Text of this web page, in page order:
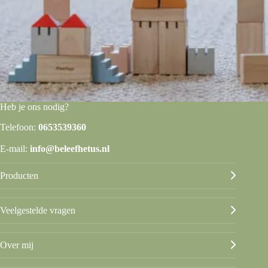
Heb je ons nodig?
Telefoon: 0653539360
E-mail: info@beleefhetus.nl
Producten
Veelgestelde vragen
Over mij